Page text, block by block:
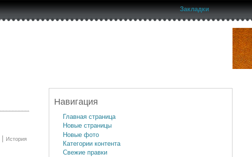
Закладки
История
Навигация
Главная страница
Новые страницы
Новые фото
Категории контента
Свежие правки